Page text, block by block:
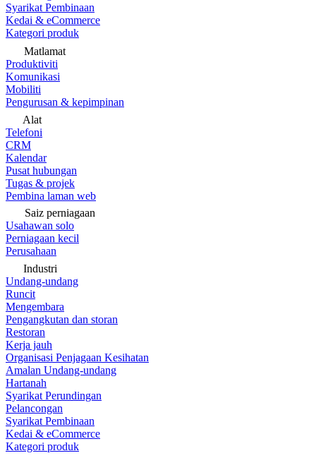
Syarikat Pembinaan
Kedai & eCommerce
Kategori produk
Matlamat
Produktiviti
Komunikasi
Mobiliti
Pengurusan & kepimpinan
Alat
Telefoni
CRM
Kalendar
Pusat hubungan
Tugas & projek
Pembina laman web
Saiz perniagaan
Usahawan solo
Perniagaan kecil
Perusahaan
Industri
Undang-undang
Runcit
Mengembara
Pengangkutan dan storan
Restoran
Kerja jauh
Organisasi Penjagaan Kesihatan
Amalan Undang-undang
Hartanah
Syarikat Perundingan
Pelancongan
Syarikat Pembinaan
Kedai & eCommerce
Kategori produk